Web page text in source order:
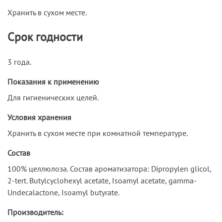
Хранить в сухом месте.
Срок годности
3 года.
Показания к применению
Для гигиенических целей.
Условия хранения
Хранить в сухом месте при комнатной температуре.
Состав
100% целлюлоза. Состав ароматизатора: Dipropylen glicol,
2-tert. Butylcyclohexyl acetate, Isoamyl acetate, gamma-
Undecalactone, Isoamyl butyrate.
Производитель: